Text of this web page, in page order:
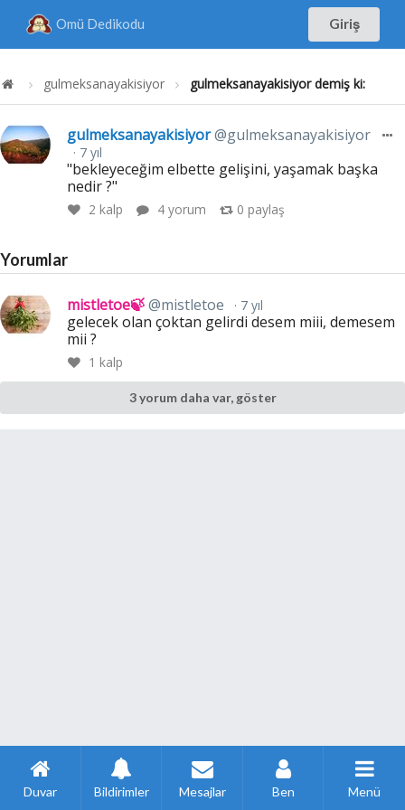
Omü Dedikodu Giriş
gulmeksanayakisiyor gulmeksanayakisiyor demiş ki:
gulmeksanayakisiyor@gulmeksanayakisiyor
7 yıl
"bekleyeceğim elbette gelişini, yaşamak başka
nedir ?"
2 kalp 4 yorum 0 paylaş
Yorumlar
mistletoe🍃@mistletoe 7 yıl
gelecek olan çoktan gelirdi desem miii, demesem
mii ?
1 kalp
3 yorum daha var, göster
Duvar Bildirimler Mesajlar Ben Menü